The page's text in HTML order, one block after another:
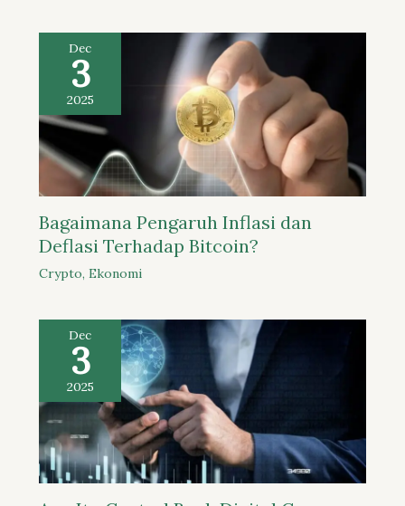
Dec
3
2025
Bagaimana Pengaruh Inflasi dan
Deflasi Terhadap Bitcoin?
Crypto, Ekonomi
Dec
3
2025